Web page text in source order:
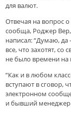
для валют.
Отвечая на вопрос
сообща, Роджер
написал: “Думаю,
все, что захотят,
не было времени
“Как и в любом
вступают в сговор,
электронном
и бывший менеджер